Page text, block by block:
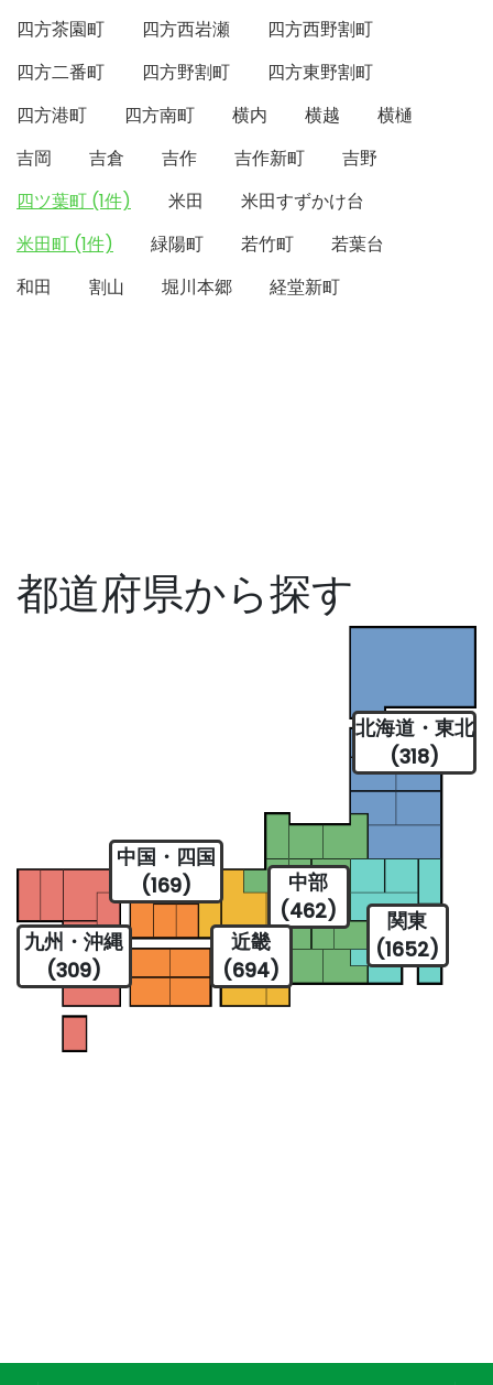
四方茶園町
四方西岩瀬
四方西野割町
四方二番町
四方野割町
四方東野割町
四方港町
四方南町 横内 横越
横樋
吉岡
吉倉 吉作 吉作新町
吉野
四ツ葉町 (1件)
米田
米田すずかけ台
米田町 (1件)
緑陽町 若竹町
若葉台
和田
割山 堀川本郷 経堂新町
都道府県から探す
北海道・東北
(318)
関東
(1652)
中部
(462)
近畿
(694)
中国・四国
(169)
九州・沖縄
(309)